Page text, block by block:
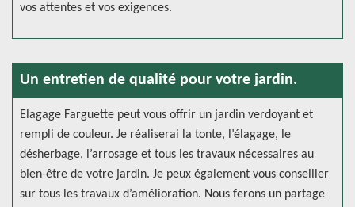
vos attentes et vos exigences.
Un entretien de qualité pour votre jardin.
Elagage Farguette peut vous offrir un jardin verdoyant et
rempli de couleur. Je réaliserai la tonte, l’élagage, le
désherbage, l’arrosage et tous les travaux nécessaires au
bien-être de votre jardin. Je peux également vous conseiller
sur tous les travaux d’amélioration. Nous ferons un partage